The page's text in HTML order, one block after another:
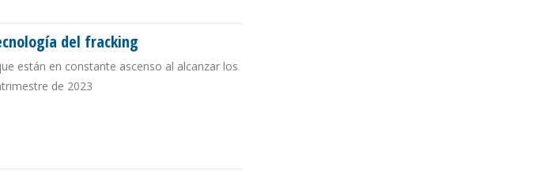
del fracking
están en constante ascenso al alcanzar los
de 2023